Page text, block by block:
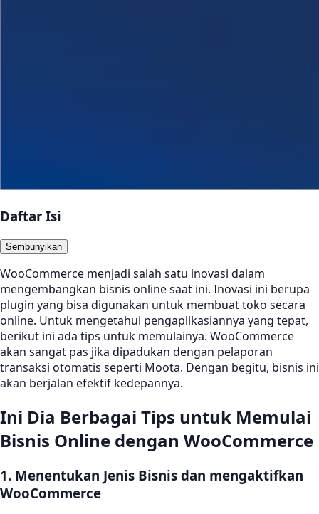
Daftar Isi
Sembunyikan
WooCommerce menjadi salah satu inovasi dalam
mengembangkan bisnis online saat ini. Inovasi ini berupa
plugin yang bisa digunakan untuk membuat toko secara
online. Untuk mengetahui pengaplikasiannya yang tepat,
berikut ini ada tips untuk memulainya. WooCommerce
akan sangat pas jika dipadukan dengan pelaporan
transaksi otomatis seperti Moota. Dengan begitu, bisnis ini
akan berjalan efektif kedepannya.
Ini Dia Berbagai Tips untuk Memulai
Bisnis Online dengan WooCommerce
1. Menentukan Jenis Bisnis dan mengaktifkan
WooCommerce